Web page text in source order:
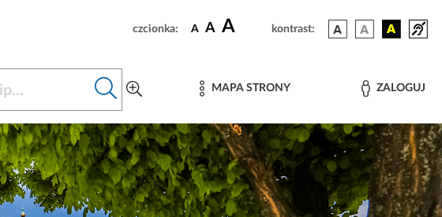
czcionka: A A A kontrast:
MAPA STRONY ZALOGUJ